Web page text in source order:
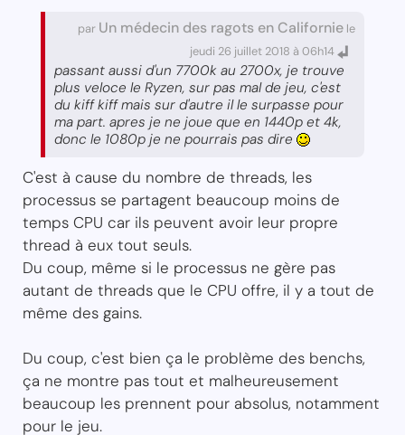
par Un médecin des ragots en Californie le
jeudi 26 juillet 2018 à 06h14
passant aussi d'un 7700k au 2700x, je trouve
plus veloce le Ryzen, sur pas mal de jeu, c'est
du kiff kiff mais sur d'autre il le surpasse pour
ma part. apres je ne joue que en 1440p et 4k,
donc le 1080p je ne pourrais pas dire
C'est à cause du nombre de threads, les
processus se partagent beaucoup moins de
temps CPU car ils peuvent avoir leur propre
thread à eux tout seuls.
Du coup, même si le processus ne gère pas
autant de threads que le CPU offre, il y a tout de
même des gains.
Du coup, c'est bien ça le problème des benchs,
ça ne montre pas tout et malheureusement
beaucoup les prennent pour absolus, notamment
pour le jeu.